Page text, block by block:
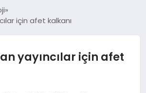
için afet kalkanı
yayıncılar için afet